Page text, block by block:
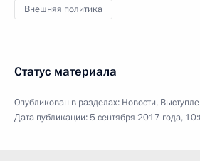
Внешняя политика
Статус материала
Опубликован в разделах: Новости,
Дата публикации:5 сентября 2017 года,